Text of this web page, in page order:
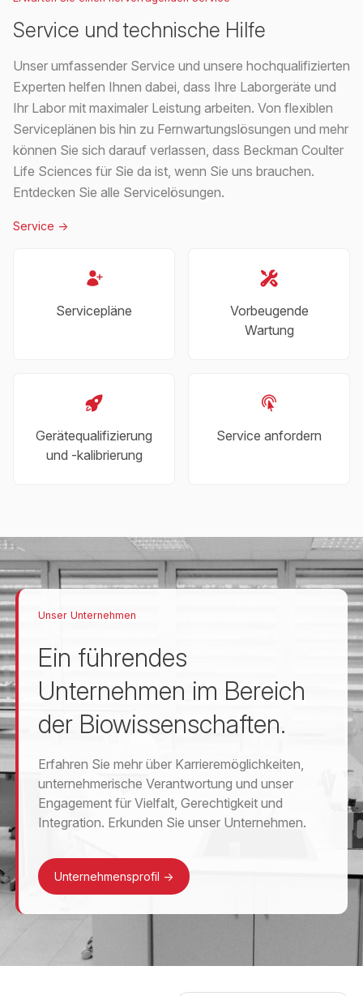
Service und technische Hilfe
Unser umfassender Service und unsere hochqualifizierten
Experten helfen Ihnen dabei, dass Ihre Laborgeräte und
Ihr Labor mit maximaler Leistung arbeiten. Von flexiblen
Serviceplänen bis hin zu Fernwartungslösungen und mehr
können Sie sich darauf verlassen, dass Beckman Coulter
Life Sciences für Sie da ist, wenn Sie uns brauchen.
Entdecken Sie alle Servicelösungen.
Service ->
Servicepläne
Vorbeugende
Wartung
Gerätequalifizierung
und -kalibrierung
Service anfordern
Unser Unternehmen
Ein führendes
Unternehmen im Bereich
der Biowissenschaften.
Erfahren Sie mehr über Karrieremöglichkeiten,
unternehmerische Verantwortung und unser
Engagement für Vielfalt, Gerechtigkeit und
Integration. Erkunden Sie unser Unternehmen.
Unternehmensprofil ->